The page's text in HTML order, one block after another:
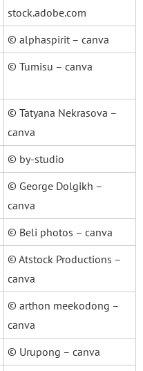
stock.adobe.com
© alphaspirit – canva
© Tumisu – canva
© Tatyana Nekrasova –
canva
© by-studio
© George Dolgikh –
canva
© Beli photos – canva
© Atstock Productions –
canva
© arthon meekodong –
canva
© Urupong – canva